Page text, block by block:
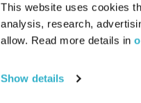
This website uses cookies
analysis, research,
allow. Read more details in
Show details